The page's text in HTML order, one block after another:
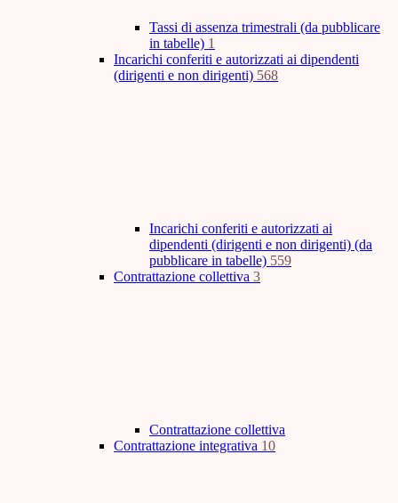
Tassi di assenza trimestrali (da pubblicare
in tabelle) 1
Incarichi conferiti e autorizzati ai dipendenti
(dirigenti e non dirigenti) 568
Incarichi conferiti e autorizzati ai
dipendenti (dirigenti e non dirigenti) (da
pubblicare in tabelle) 559
Contrattazione collettiva 3
Contrattazione collettiva
Contrattazione integrativa 10